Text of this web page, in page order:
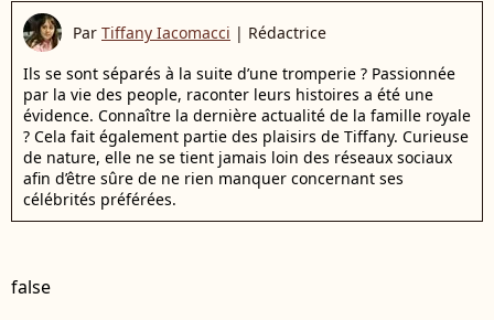
Par Tiffany Iacomacci | Rédactrice
Ils se sont séparés à la suite d’une tromperie ? Passionnée
par la vie des people, raconter leurs histoires a été une
évidence. Connaître la dernière actualité de la famille royale
? Cela fait également partie des plaisirs de Tiffany. Curieuse
de nature, elle ne se tient jamais loin des réseaux sociaux
afin d’être sûre de ne rien manquer concernant ses
célébrités préférées.
false